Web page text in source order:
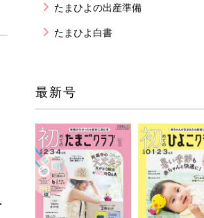
たまひよの出産準備
たまひよ白書
最新号